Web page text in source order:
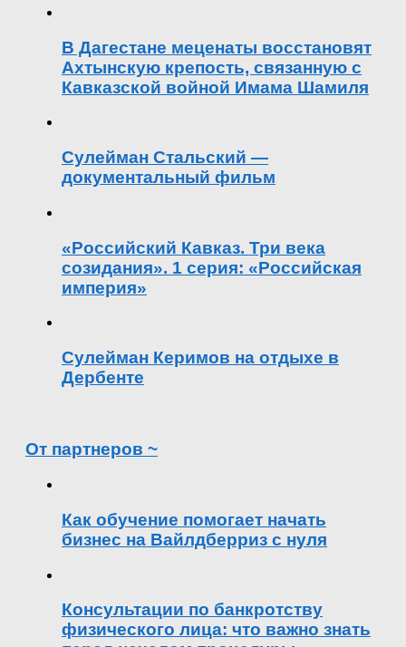
В Дагестане меценаты восстановят
Ахтынскую крепость, связанную с
Кавказской войной Имама Шамиля
Сулейман Стальский —
документальный фильм
«Российский Кавказ. Три века
созидания». 1 серия: «Российская
империя»
Сулейман Керимов на отдыхе в
Дербенте
От партнеров ~
Как обучение помогает начать
бизнес на Вайлдберриз с нуля
Консультации по банкротству
физического лица: что важно знать